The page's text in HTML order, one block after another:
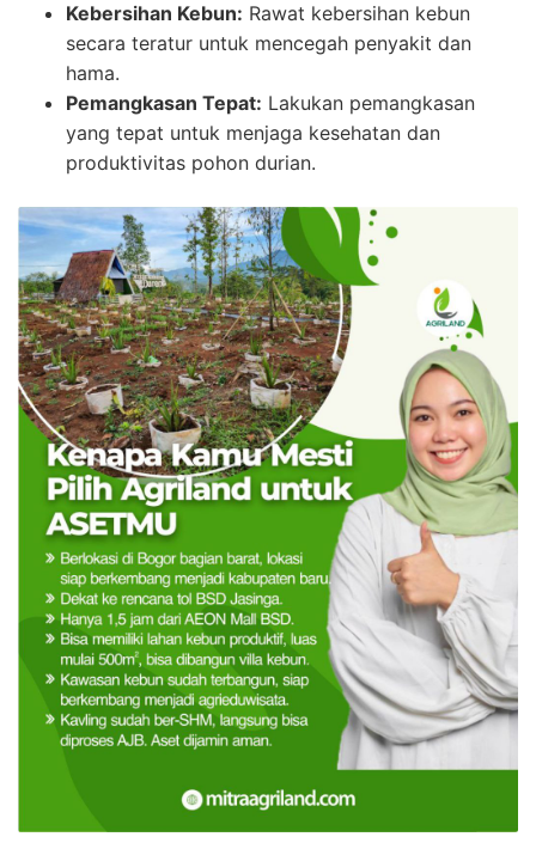
Kebersihan Kebun: Rawat kebersihan kebun
secara teratur untuk mencegah penyakit dan
hama.
Pemangkasan Tepat: Lakukan pemangkasan
yang tepat untuk menjaga kesehatan dan
produktivitas pohon durian.